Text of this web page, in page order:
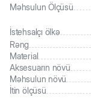
Məhsulun Ölçüsü
İstehsalçı ölkə
Rəng
Material
Aksesuarın növü
Məhsulun növü
İtin ölçüsü